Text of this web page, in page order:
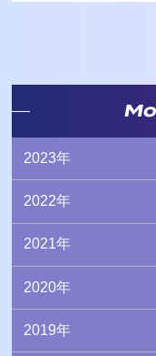
2023年
2022年
2021年
2020年
2019年